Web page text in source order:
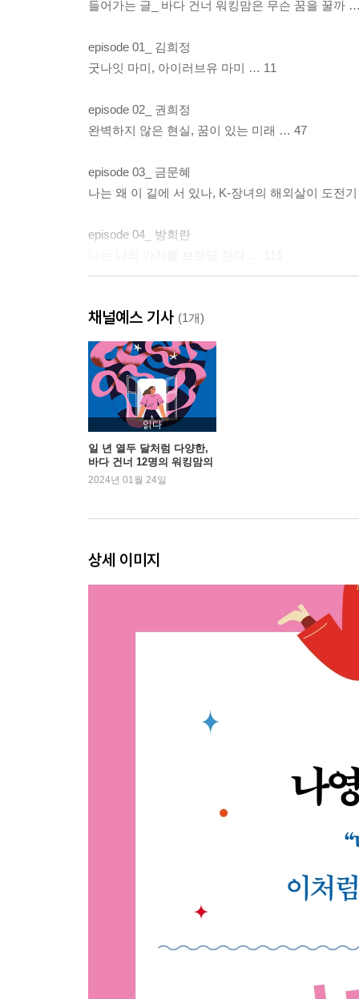
들어가는 글_ 바다 건너 워킹맘은 무슨 꿈을 꿀까
episode 01_ 김희정
굿나잇 마미, 아이러브유 마미 … 11
episode 02_ 권희정
완벽하지 않은 현실, 꿈이 있는 미래 … 47
episode 03_ 금문혜
나는 왜 이 길에 서 있나, K-장녀의 해외살이 도전
episode 04_ 방희란
자신만만 우당탕대던 그녀, 홍콩의 워킹맘이 되다
episode 06_ 신소희
끝날 때까지 끝난 게 아니다! 회계사, 국제학교 선
episode 07_ 윤재운
평범한 대한민국의 경단녀, 다시 성장을 시작하다
episode 08_ 이연주
공부 잘하던 쎈언니는 잘살고 있다 … 255
일단 가 보자, 그러면 어딘가에 닿아 있겠지 … 293
채널예스 기사 (1개)
읽다
일 년 열두 달처럼 다양한,
바다 건너 12명의 워킹맘의
이야기
2024년 01월 24일
상세 이미지